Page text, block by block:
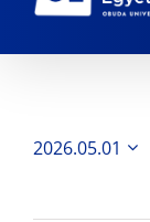
2026.05.01